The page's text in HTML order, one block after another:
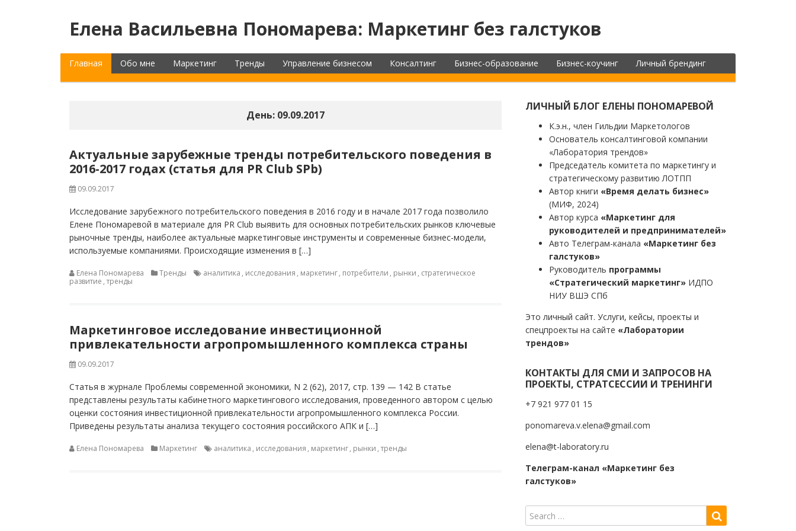
Елена Васильевна Пономарева: Маркетинг без галстуков
Главная Обо мне Маркетинг Тренды Управление бизнесом Консалтинг Бизнес-образование Бизнес-коучинг Личный брендинг
День: 09.09.2017
Актуальные зарубежные тренды потребительского поведения в
2016-2017 годах (статья для PR Club SPb)
09.09.2017
Исследование зарубежного потребительского поведения в 2016 году и в начале 2017 года позволило
Елене Пономаревой в материале для PR Club выявить для основных потребительских рынков ключевые
рыночные тренды, наиболее актуальные маркетинговые инструменты и современные бизнес-модели,
используемые компаниями. Происходящие изменения в […]
Елена Пономарева Тренды аналитика , исследования , маркетинг, потребители , рынки , стратегическое
развитие , тренды
Маркетинговое исследование инвестиционной
привлекательности агропромышленного комплекса страны
09.09.2017
Статья в журнале Проблемы современной экономики, N 2 (62), 2017, стр. 139 — 142 В статье
представлены результаты кабинетного маркетингового исследования, проведенного автором с целью
оценки состояния инвестиционной привлекательности агропромышленного комплекса России.
Приведены результаты анализа текущего состояния российского АПК и […]
Елена Пономарева Маркетинг аналитика , исследования , маркетинг, рынки , тренды
ЛИЧНЫЙ БЛОГ ЕЛЕНЫ ПОНОМАРЕВОЙ
К.э.н., член Гильдии Маркетологов
Основатель консалтинговой компании
«Лаборатория трендов»
Председатель комитета по маркетингу и
стратегическому развитию ЛОТПП
Автор книги «Время делать бизнес»
(МИФ, 2024)
Автор курса «Маркетинг для
руководителей и предпринимателей»
Авто Телеграм-канала «Маркетинг без
галстуков»
Руководитель программы
«Стратегический маркетинг» ИДПО
НИУ ВШЭ СПб
Это личный сайт. Услуги, кейсы, проекты и
спецпроекты на сайте «Лаборатории
трендов»
КОНТАКТЫ ДЛЯ СМИ И ЗАПРОСОВ НА
ПРОЕКТЫ, СТРАТСЕССИИ И ТРЕНИНГИ
+7 921 977 01 15
ponomareva.v.elena@gmail.com
elena@t-laboratory.ru
Телеграм-канал «Маркетинг без
галстуков»